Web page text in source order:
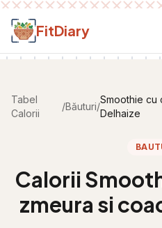
Salt la conținut
FitDiary
Tabel
Calorii
/Băuturi/
Smoothie cu
Delhaize
Calorii
zmeura si